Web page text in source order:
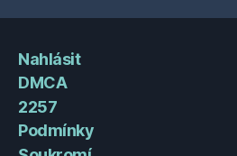
Nahlásit
DMCA
2257
Podmínky